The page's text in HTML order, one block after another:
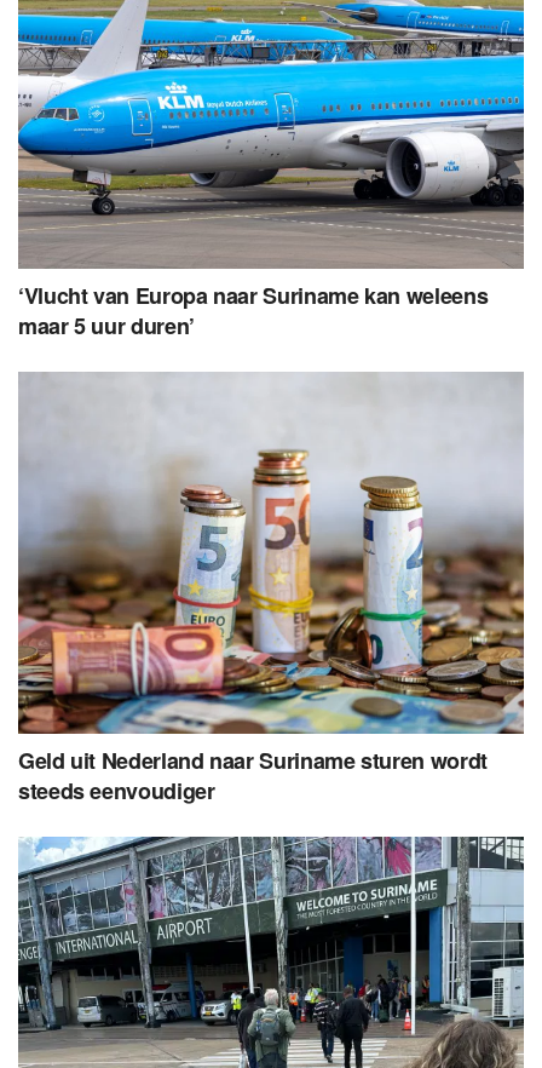
‘Vlucht van Europa naar Suriname kan weleens
maar 5 uur duren’
Geld uit Nederland naar Suriname sturen wordt
steeds eenvoudiger